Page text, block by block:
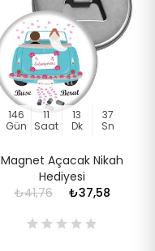
146
Gün
11
Saat
13
Dk
37
Sn
Magnet Açacak Nikah
Hediyesi
₺41,76
₺37,58